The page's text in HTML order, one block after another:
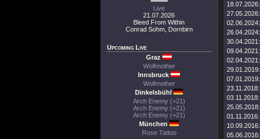
Live
21.07.2026
Bleed From Within
Conrad Sohm, Dornbirn
Upcoming Live
Graz
Wolfmother
Innsbruck
Wolfmother
Dinkelsbühl
Arch Enemy (+21)
Arch Enemy (+21)
Arch Enemy (+21)
München
Rose Tattoo
18.07.2026:
27.05.2026:
02.06.2024:
26.04.2024:
30.04.2021:
09.04.2021:
02.04.2021:
29.01.2019:
07.01.2019:
23.11.2018:
03.11.2018:
25.05.2018:
01.11.2016:
10.09.2016:
05.06.2016: